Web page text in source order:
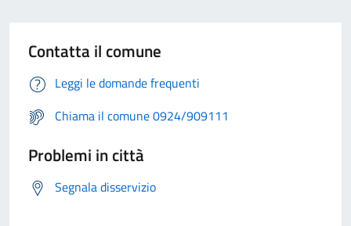
Contatta il comune
Leggi le domande frequenti
Chiama il comune 0924/909111
Problemi in città
Segnala disservizio